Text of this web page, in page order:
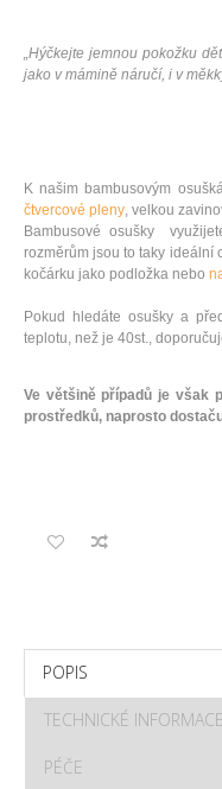
„Hýčkejte jemnou pokožku
jako v mámině náručí, i v
K našim bambusovým
čtvercové pleny, velkou
Bambusové osušky
rozměrům jsou to taky ideální
kočárku jako podložka nebo
Pokud hledáte osušky a
teplotu, než je 40st.,
Ve většině případů je však
prostředků, naprosto
POPIS
TECHNICKÉ INFORMACE
PÉČE